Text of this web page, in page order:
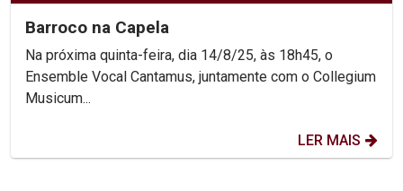
Barroco na Capela
Na próxima quinta-feira, dia 14/8/25, às 18h45, o
Ensemble Vocal Cantamus, juntamente com o Collegium
Musicum...
LER MAIS